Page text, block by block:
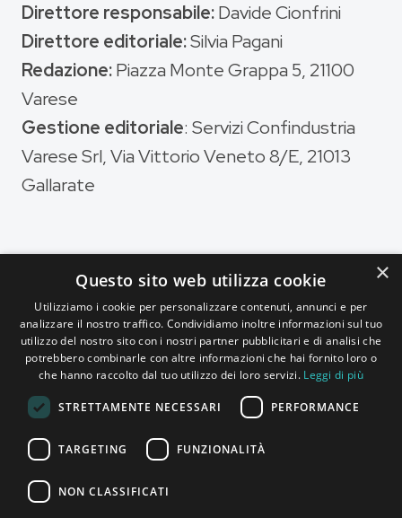
Direttore responsabile:Davide Cionfrini
Direttore editoriale:Silvia Pagani
Redazione:Piazza Monte Grappa 5, 21100
Varese
Gestione editoriale: Servizi Confindustria
Varese Srl, Via Vittorio Veneto 8/E, 21013
Gallarate
Magazine di ×
Questo sito web utilizza cookie
Utilizziamo i cookie per personalizzare contenuti, annunci e per
analizzare il nostro traffico. Condividiamo inoltre informazioni sul tuo
utilizzo del nostro sito con i nostri partner pubblicitari e di analisi che
potrebbero combinarle con altre informazioni che hai fornito loro o
che hanno raccolto dal tuo utilizzo dei loro servizi. Leggi di più
STRETTAMENTE NECESSARI PERFORMANCE
TARGETING FUNZIONALITÀ
NON CLASSIFICATI